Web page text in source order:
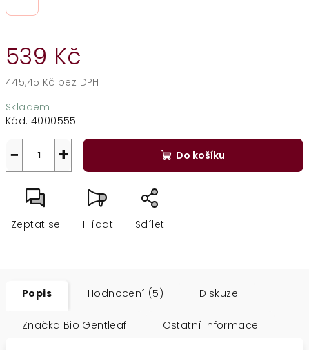
539 Kč
445,45 Kč bez DPH
cena:
Skladem
Kód: 4000555
+
− Do košíku
Zeptat se Hlídat Sdílet
Popis Hodnocení (5) Diskuze
Značka Bio Gentleaf Ostatní informace